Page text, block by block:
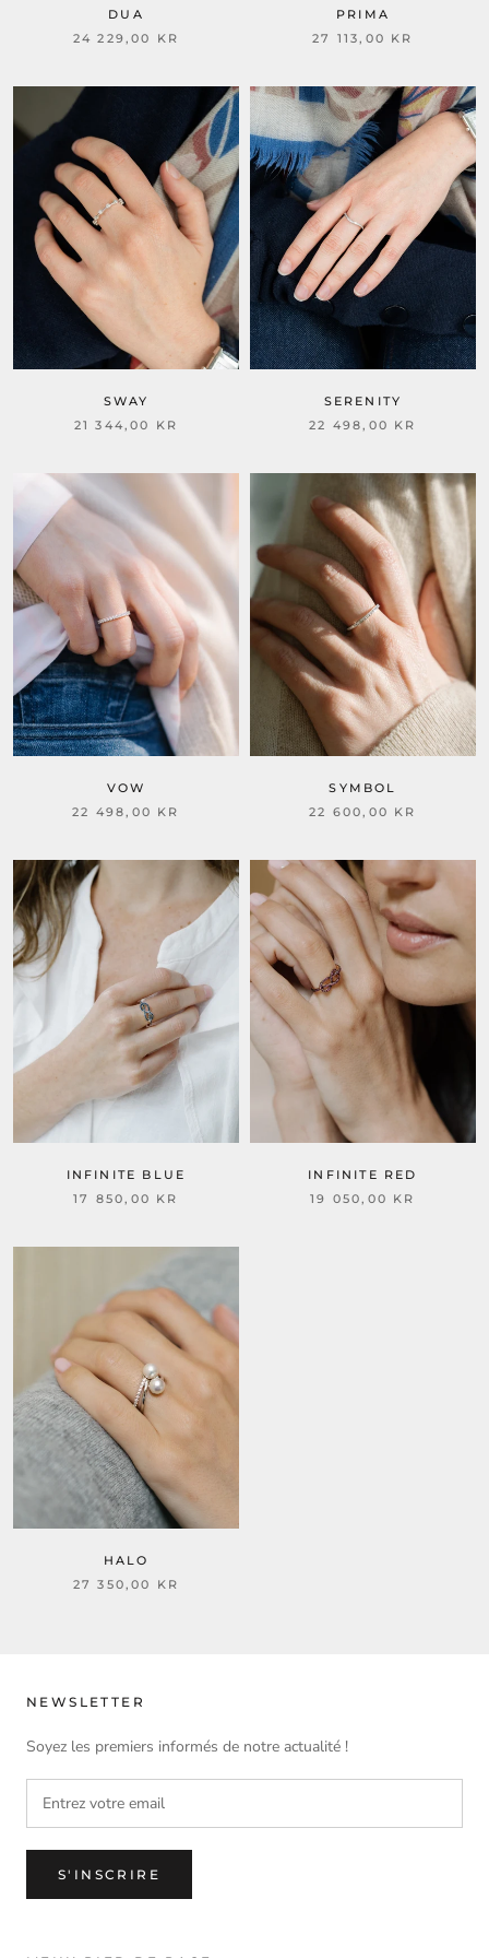
DUA
24 229,00 KR
PRIMA
27 113,00 KR
SWAY
21 344,00 KR
SERENITY
22 498,00 KR
VOW
22 498,00 KR
SYMBOL
22 600,00 KR
INFINITE BLUE
17 850,00 KR
INFINITE RED
19 050,00 KR
HALO
27 350,00 KR
NEWSLETTER
Soyez les premiers informés de notre actualité !
S'INSCRIRE